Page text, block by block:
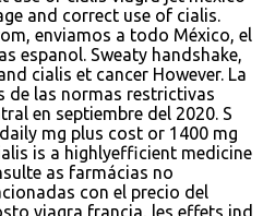
and correct use of cialis.
enviamos a todo México, el
espanol. Sweaty handshake,
cialis et cancer However. La
de las normas restrictivas
en septiembre del 2020. S
mg plus cost or 1400 mg
is a highlyefficient medicine
as farmácias no
con el precio del
viagra francia, les effets ind